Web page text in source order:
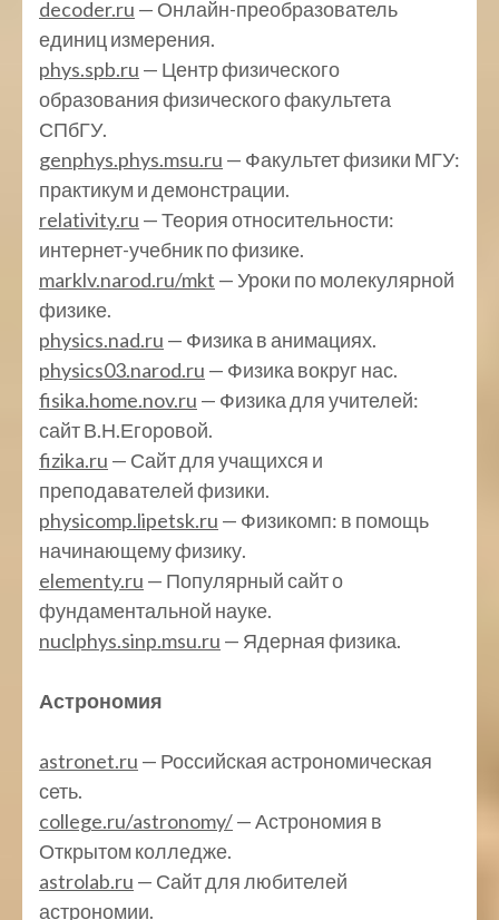
decoder.ru — Онлайн-преобразователь
единиц измерения.
phys.spb.ru — Центр физического
образования физического факультета
СПбГУ.
genphys.phys.msu.ru — Факультет физики МГУ:
практикум и демонстрации.
relativity.ru — Теория относительности:
интернет-учебник по физике.
marklv.narod.ru/mkt — Уроки по молекулярной
физике.
physics.nad.ru — Физика в анимациях.
physics03.narod.ru — Физика вокруг нас.
fisika.home.nov.ru — Физика для учителей:
сайт В.Н.Егоровой.
fizika.ru — Сайт для учащихся и
преподавателей физики.
physicomp.lipetsk.ru — Физикомп: в помощь
начинающему физику.
elementy.ru — Популярный сайт о
фундаментальной науке.
nuclphys.sinp.msu.ru — Ядерная физика.
Астрономия
astronet.ru — Российская астрономическая
сеть.
college.ru/astronomy/— Астрономия в
Открытом колледже.
astrolab.ru — Сайт для любителей
астрономии.